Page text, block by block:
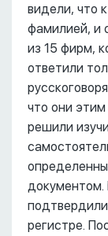
видели, что
фамилией, и
из 15 фирм,
ответили
что они
решили
документом.
регистре.